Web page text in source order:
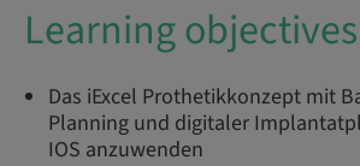
Learning objectives
Das iExcel Prothetikkonzept mit
Planning und digitaler
IOS anzuwenden